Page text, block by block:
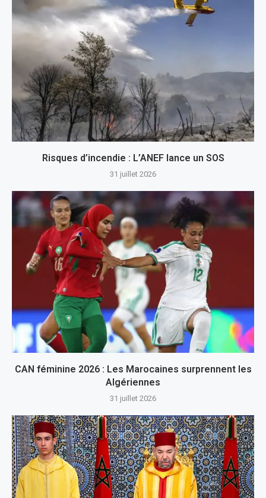
Risques d’incendie : L’ANEF lance un SOS
31 juillet 2026
CAN féminine 2026 : Les Marocaines surprennent les
Algériennes
31 juillet 2026